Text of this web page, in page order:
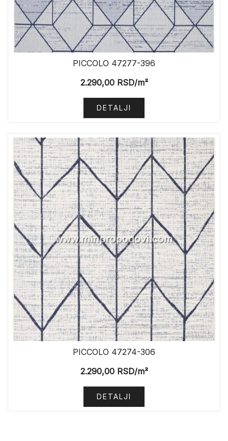
PICCOLO 47277-396
2.290,00RSD/m²
DETALJI
PICCOLO 47274-306
2.290,00RSD/m²
DETALJI